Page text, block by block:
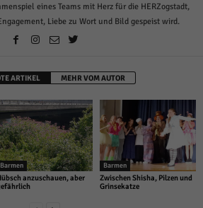
eines Teams mit Herz für die HERZogstadt,
Liebe zu Wort und Bild gespeist wird.
ARTIKEL MEHR VOM AUTOR
Barmen
anzuschauen, aber
Barmen
Zwischen Shisha, Pilzen und
Grinsekatze